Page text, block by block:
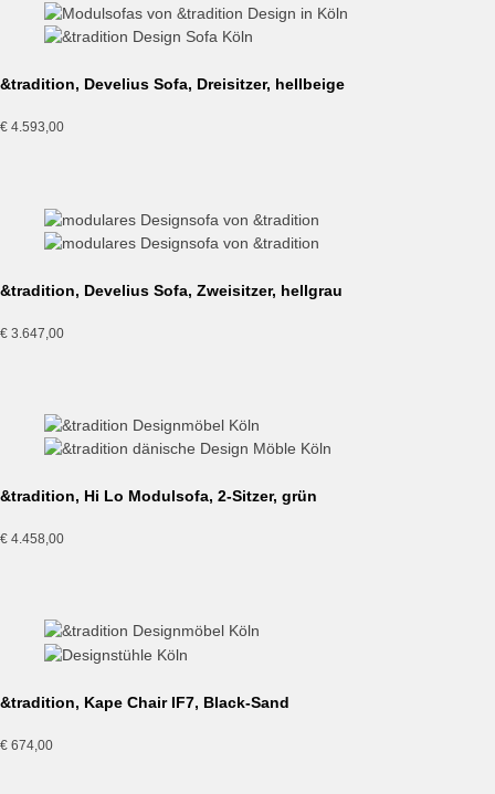
&tradition, Develius Sofa, Dreisitzer, hellbeige
€ 4.593,00
&tradition, Develius Sofa, Zweisitzer, hellgrau
€ 3.647,00
&tradition, Hi Lo Modulsofa, 2-Sitzer, grün
€ 4.458,00
&tradition, Kape Chair IF7, Black-Sand
€ 674,00